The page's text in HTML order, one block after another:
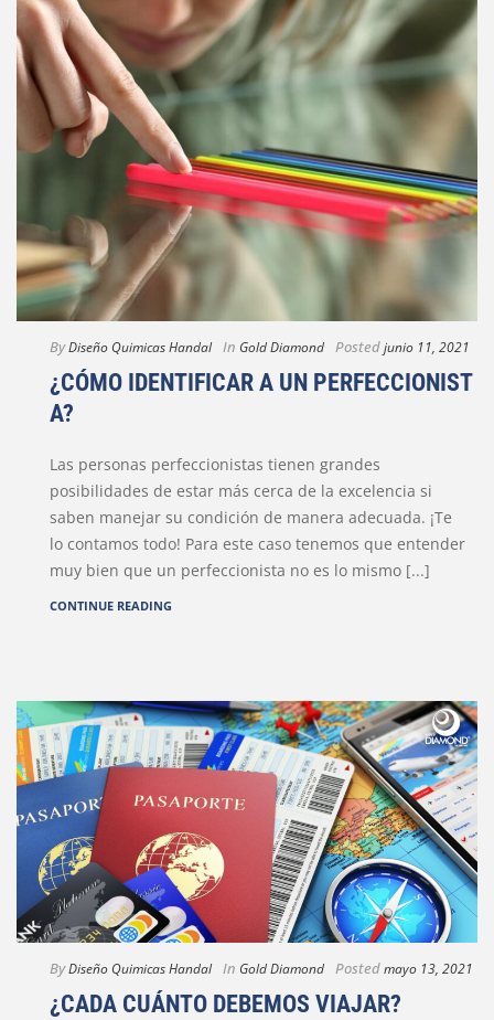
ByDiseño Quimicas Handal In Gold Diamond Postedjunio 11, 2021
¿CÓMO IDENTIFICAR A UN PERFECCIONIST
A?
Las personas perfeccionistas tienen grandes
posibilidades de estar más cerca de la excelencia si
saben manejar su condición de manera adecuada. ¡Te
lo contamos todo! Para este caso tenemos que entender
muy bien que un perfeccionista no es lo mismo [...]
CONTINUE READING
ByDiseño Quimicas Handal In Gold Diamond Postedmayo 13, 2021
¿CADA CUÁNTO DEBEMOS VIAJAR?